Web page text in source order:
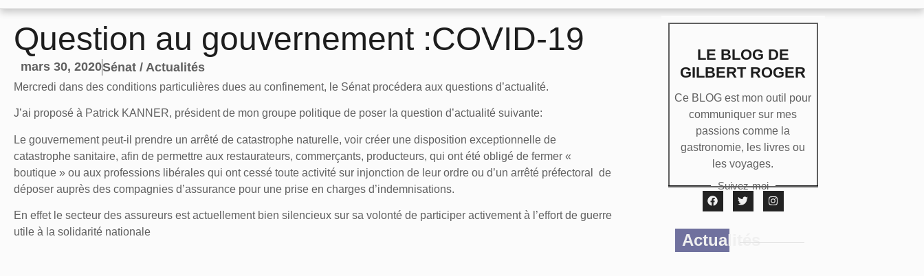
Question au gouvernement :COVID-19
mars 30, 2020Sénat / Actualités
Mercredi dans des conditions particulières dues au confinement, le Sénat procédera aux questions d’actualité.
J’ai proposé à Patrick KANNER, président de mon groupe politique de poser la question d’actualité suivante:
Le gouvernement peut-il prendre un arrêté de catastrophe naturelle, voir créer une disposition exceptionnelle de
catastrophe sanitaire, afin de permettre aux restaurateurs, commerçants, producteurs, qui ont été obligé de fermer «
boutique » ou aux professions libérales qui ont cessé toute activité sur injonction de leur ordre ou d’un arrêté préfectoral de
déposer auprès des compagnies d’assurance pour une prise en charges d’indemnisations.
En effet le secteur des assureurs est actuellement bien silencieux sur sa volonté de participer activement à l’effort de guerre
utile à la solidarité nationale
LE BLOG DE
GILBERT ROGER
Ce BLOG est mon outil pour
communiquer sur mes
passions comme la
gastronomie, les livres ou
les voyages.
Suivez-moi
Actualités